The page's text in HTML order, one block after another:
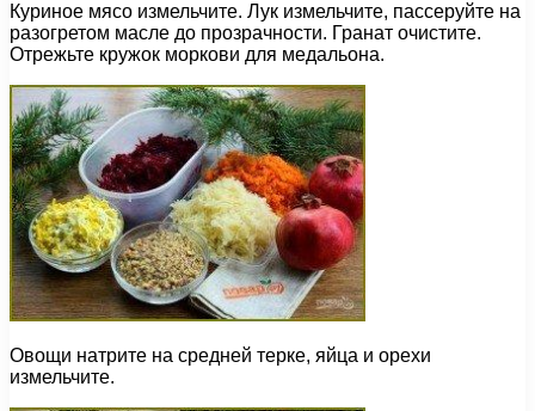
Куриное мясо измельчите. Лук измельчите, пассеруйте на
разогретом масле до прозрачности. Гранат очистите.
Отрежьте кружок моркови для медальона.
Овощи натрите на средней терке, яйца и орехи
измельчите.